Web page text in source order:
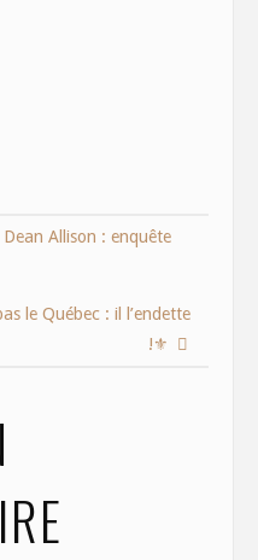
Allison : enquête
le Québec : il l’endette
!⚜️